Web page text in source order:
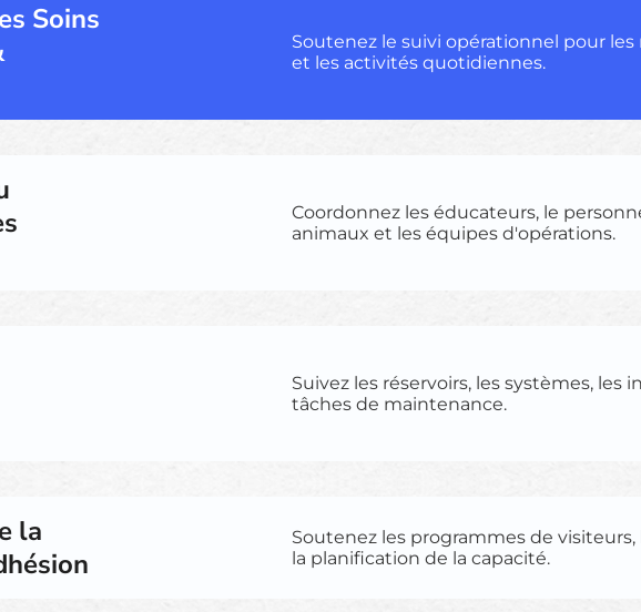
Soins
Soutenez le suivi opérationnel pour
et les activités quotidiennes.
Coordonnez les éducateurs, le
animaux et les équipes d'opérations.
Suivez les réservoirs, les systèmes, les
tâches de maintenance.
la
Soutenez les programmes de visiteurs,
la planification de la capacité.